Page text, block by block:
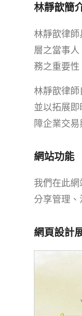
林靜歆簡
林靜歆律
層之當事
務之重要性
林靜歆律
並以拓展
障企業交易
網站功能
我們在此
分享管理
網頁設計